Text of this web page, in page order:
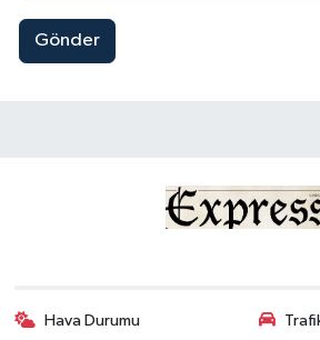
Gönder
Hava Durumu